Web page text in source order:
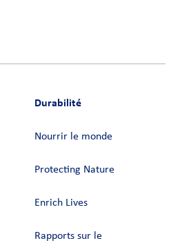
Durabilité
Nourrir le monde
Protecting Nature
Enrich Lives
Rapports sur le